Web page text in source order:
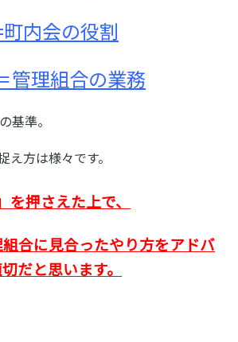
内会の役割
管理組合の業務
基準。
え方は様々です。
を押さえた上で、
合に見合ったやり方をアドバ
だと思います。